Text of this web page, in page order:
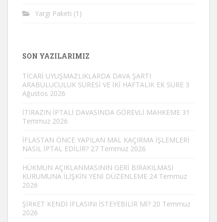
Yargı Paketi (1)
SON YAZILARIMIZ
TİCARİ UYUŞMAZLIKLARDA DAVA ŞARTI
ARABULUCULUK SÜRESİ VE İKİ HAFTALIK EK SÜRE 3
Ağustos 2026
İTİRAZIN İPTALİ DAVASINDA GÖREVLİ MAHKEME 31
Temmuz 2026
İFLASTAN ÖNCE YAPILAN MAL KAÇIRMA İŞLEMLERİ
NASIL İPTAL EDİLİR? 27 Temmuz 2026
HÜKMÜN AÇIKLANMASININ GERİ BIRAKILMASI
KURUMUNA İLİŞKİN YENİ DÜZENLEME 24 Temmuz
2026
ŞİRKET KENDİ İFLASINI İSTEYEBİLİR Mİ? 20 Temmuz
2026